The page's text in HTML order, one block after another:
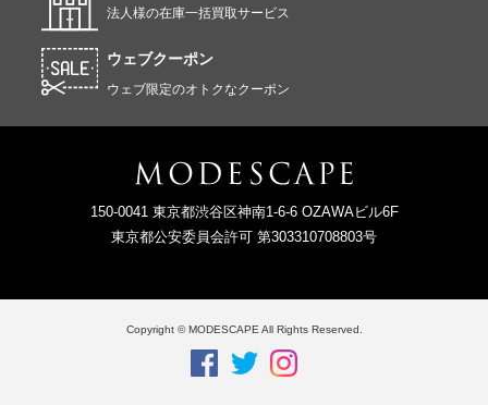
法人様の在庫一括買取サービス
ウェブクーポン
ウェブ限定のオトクなクーポン
150-0041 東京都渋谷区神南1-6-6 OZAWAビル6F
東京都公安委員会許可 第303310708803号
Copyright © MODESCAPE All Rights Reserved.